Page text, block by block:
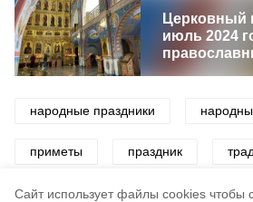
Cайт использует файлы cookies чтобы
Церковный
июль 2024
народные праздники
приметы праздник
поверья